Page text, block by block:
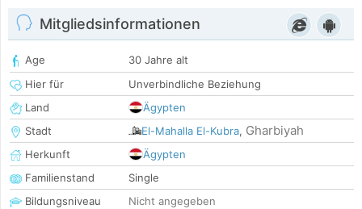
Mitgliedsinformationen
Age
30 Jahre alt
Hier für
Unverbindliche Beziehung
Land
Ägypten
Stadt
El-Mahalla El-Kubra, Gharbiyah
Herkunft
Ägypten
Familienstand
Single
Bildungsniveau
Nicht angegeben